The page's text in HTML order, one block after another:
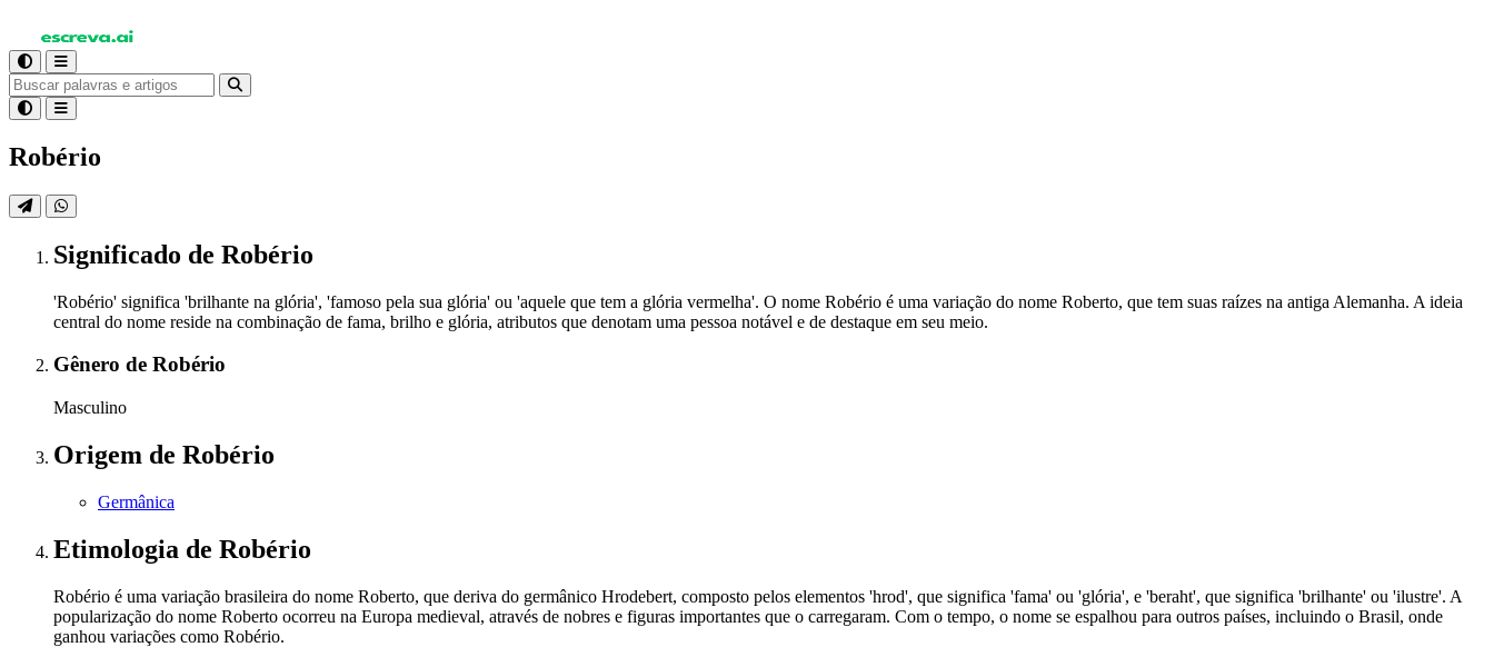
Robério
Significado de Robério
'Robério' significa 'brilhante na glória', 'famoso pela sua glória' ou 'aquele que tem a glória vermelha'. O nome Robério é uma variação do nome Roberto, que tem suas raízes na antiga Alemanha. A ideia
central do nome reside na combinação de fama, brilho e glória, atributos que denotam uma pessoa notável e de destaque em seu meio.
Gênero de Robério
Masculino
Origem de Robério
Germânica
Etimologia de Robério
Robério é uma variação brasileira do nome Roberto, que deriva do germânico Hrodebert, composto pelos elementos 'hrod', que significa 'fama' ou 'glória', e 'beraht', que significa 'brilhante' ou 'ilustre'. A
popularização do nome Roberto ocorreu na Europa medieval, através de nobres e figuras importantes que o carregaram. Com o tempo, o nome se espalhou para outros países, incluindo o Brasil, onde
ganhou variações como Robério.